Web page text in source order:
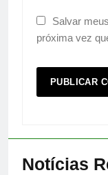
Salvar
próxima vez
Notícias